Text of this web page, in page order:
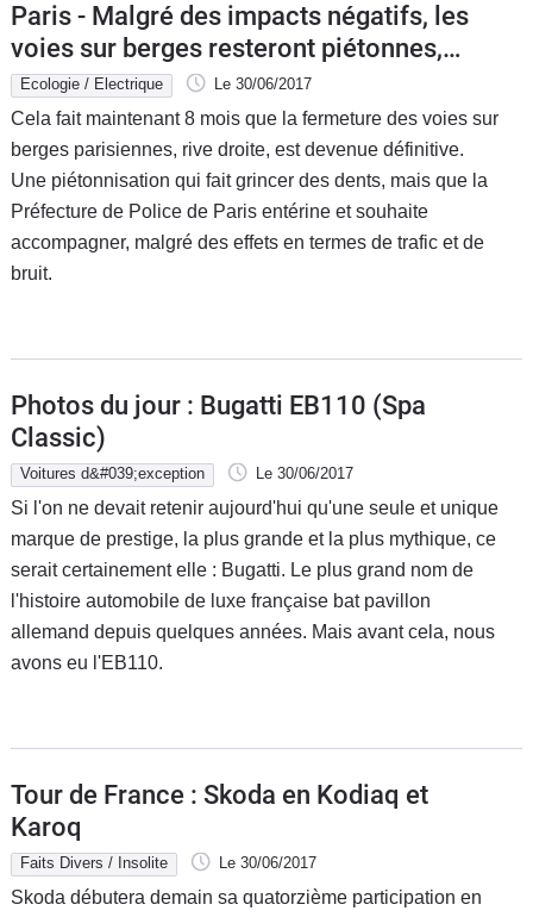
Paris - Malgré des impacts négatifs, les
voies sur berges resteront piétonnes,
dit le Préfet
Ecologie / Electrique Le 30/06/2017
Cela fait maintenant 8 mois que la fermeture des voies sur
berges parisiennes, rive droite, est devenue définitive.
Une piétonnisation qui fait grincer des dents, mais que la
Préfecture de Police de Paris entérine et souhaite
accompagner, malgré des effets en termes de trafic et de
bruit.
Photos du jour : Bugatti EB110 (Spa
Classic)
Voitures d&#039;exception Le 30/06/2017
Si l'on ne devait retenir aujourd'hui qu'une seule et unique
marque de prestige, la plus grande et la plus mythique, ce
serait certainement elle : Bugatti. Le plus grand nom de
l'histoire automobile de luxe française bat pavillon
allemand depuis quelques années. Mais avant cela, nous
avons eu l'EB110.
Tour de France : Skoda en Kodiaq et
Karoq
Faits Divers / Insolite Le 30/06/2017
Skoda débutera demain sa quatorzième participation en